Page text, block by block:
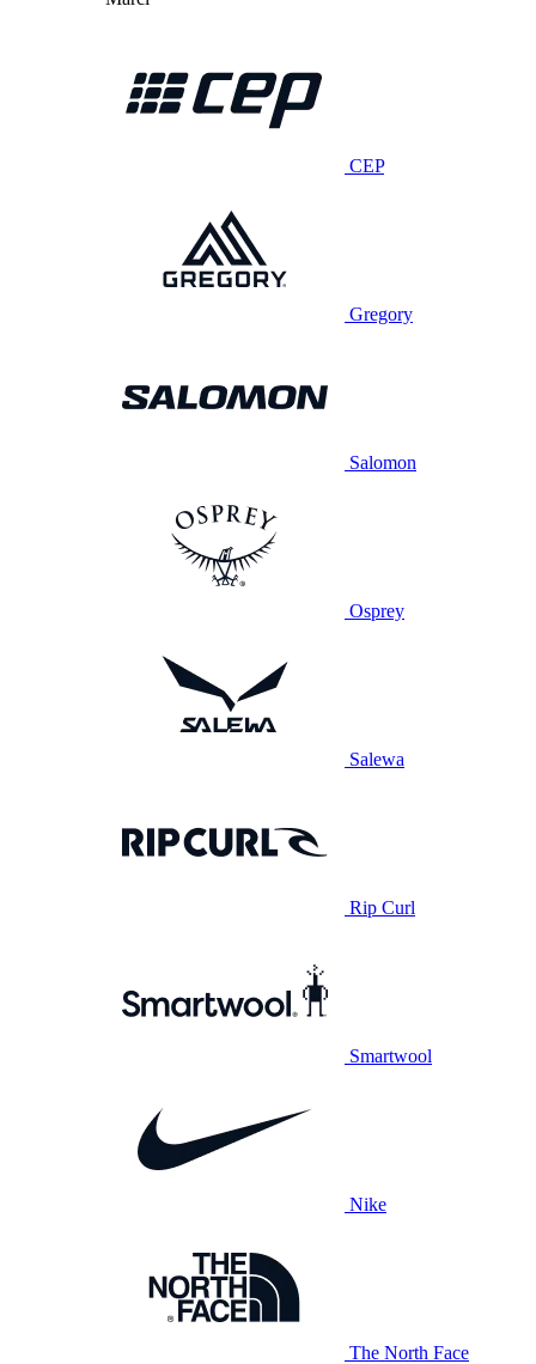
CEP
Gregory
Salomon
Osprey
Salewa
Rip Curl
Smartwool
Nike
The North Face